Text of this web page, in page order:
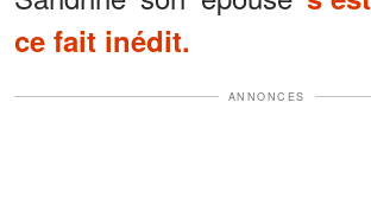
ce fait inédit.
ANNONCES